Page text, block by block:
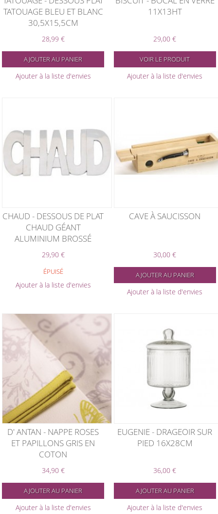
TATOUAGE BLEU ET BLANC
30,5X15,5CM
28,99 €
AJOUTER AU PANIER
Ajouter à la liste d'envies
11X13HT
29,00 €
VOIR LE PRODUIT
Ajouter à la liste d'envies
CHAUD - DESSOUS DE PLAT
CHAUD GÉANT
ALUMINIUM BROSSÉ
29,90 €
ÉPUISÉ
Ajouter à la liste d'envies
CAVE À SAUCISSON
30,00 €
AJOUTER AU PANIER
Ajouter à la liste d'envies
D' ANTAN - NAPPE ROSES
ET PAPILLONS GRIS EN
COTON
34,90 €
AJOUTER AU PANIER
Ajouter à la liste d'envies
EUGENIE - DRAGEOIR SUR
PIED 16X28CM
36,00 €
AJOUTER AU PANIER
Ajouter à la liste d'envies